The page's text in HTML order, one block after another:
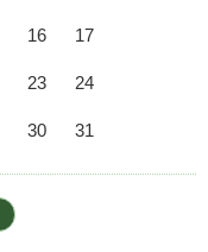
16 17
23 24
30 31